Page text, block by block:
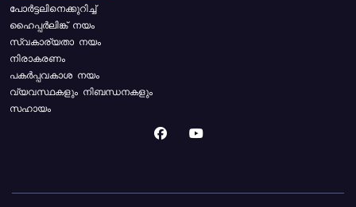
പോര്‍ട്ടലിനെക്കുറിച്ച്
ഹൈപ്പർലിങ്ക് നയം
സ്വകാര്യതാ നയം
നിരാകരണം
പകർപ്പവകാശ നയം
വ്യവസ്ഥകളും നിബന്ധനകളും
സഹായം